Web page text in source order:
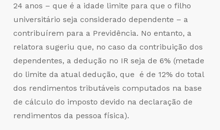
24 anos – que é a idade limite para que o filho
universitário seja considerado dependente – a
contribuírem para a Previdência. No entanto, a
relatora sugeriu que, no caso da contribuição dos
dependentes, a dedução no IR seja de 6% (metade
do limite da atual dedução, que é de 12% do total
dos rendimentos tributáveis computados na base
de cálculo do imposto devido na declaração de
rendimentos da pessoa física).